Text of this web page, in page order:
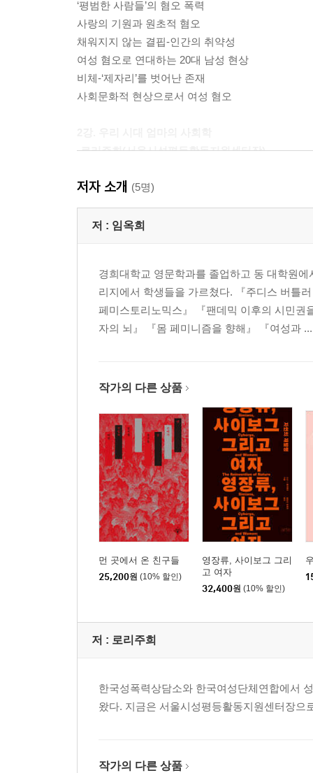
‘평범한 사람들’의 혐오 폭력
사랑의 기원과 원초적 혐오
채워지지 않는 결핍-인간의 취약성
여성 혐오로 연대하는 20대 남성 현상
비체-‘제자리’를 벗어난 존재
사회문화적 현상으로서 여성 혐오
-로리주희(서울시성평등활동지원센터장)
‘아줌마’가 된다는 것
강남 엄마들은 불안하다
경쟁 시스템과 여성의 몸
젠더 감수성을 기르자
3강. 지금, 여기의 여성 운동
-윤김지영(건국대 몸문화연구소 교수)
일상의 폭력을 포착하다
혐오에 대항하는 존재론적 폭력
페미니즘의 시간성
‘헬페미’-페미니스트 다중의 등장
“가장 사적인 것이 가장 정치적인 것이다”
호명받은 존재에서 호출하는 존재로
페미니스트 다중이 쓰는 새로운 역사
4강. 국가, 군대 그리고 남성
병사들은 볼모인가
생각 없음을 강요하는 군대
저자 소개 (5명)
저 : 임옥희
경희대학교 영문학과를 졸업하고 동 대학원
리지에서 학생들을 가르쳤다. 『주디스 버틀
페미스토리노믹스』 『팬데믹 이후의 시민권
자의 뇌』 『몸 페미니즘을 향해』 『여성과 ...
작가의 다른 상품
먼 곳에서 온 친구들
25,200원 (10% 할인)
영장류, 사이보그 그리
고 여자
32,400원 (10% 할인)
저 : 로리주희
한국성폭력상담소와 한국여성단체연합에서
왔다. 지금은 서울시성평등활동지원센터장으
작가의 다른 상품